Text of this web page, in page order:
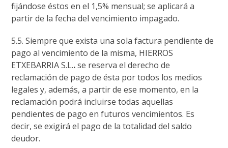
fijándose éstos en el 1,5% mensual; se aplicará a
partir de la fecha del vencimiento impagado.
5.5. Siempre que exista una sola factura pendiente de
pago al vencimiento de la misma, HIERROS
ETXEBARRIA S.L..se reserva el derecho de
reclamación de pago de ésta por todos los medios
legales y, además, a partir de ese momento, en la
reclamación podrá incluirse todas aquellas
pendientes de pago en futuros vencimientos. Es
decir, se exigirá el pago de la totalidad del saldo
deudor.